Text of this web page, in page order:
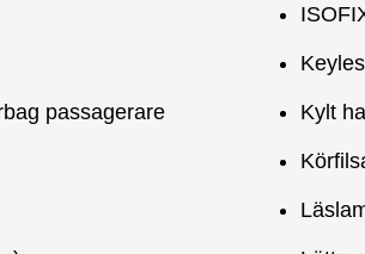
passagerare Kylt